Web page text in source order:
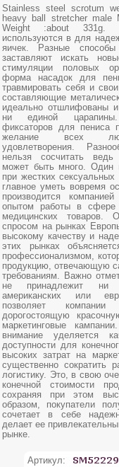
Stainless steel scrotum
heavy ball stretcher male
Weight :about 331g.
используются в для
яичек. Разные способы
заставляют искать
стимуляции половых
форма насадок для
травмировать себя и
составляющие
идеально отшлифованы
ни единой
фиксаторов для пениса
желание всех
удовлетворения.
нельзя сосчитать ведь
может быть много. Один
при жестких
главное уметь вовремя
производится
опытом работы в сфере
медицинских товаров.
спросом на рынках
высокому качеству и
этих рынках
профессионализмом,
продукцию, отвечающую
требованиям. Важно
не принадлежит ни
американских или
позволяет
дорогостоящую
маркетинговые
внимание уделяется
доступности для
высоких затрат на
существенно сократить
логистику. Это, в свою
конечной стоимости
сохраняя при этом
образом, покупатели
сочетает в себе
делает ее
рынке.
Артикул: